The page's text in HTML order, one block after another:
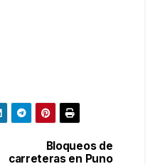
Bloqueos de
carreteras en Puno